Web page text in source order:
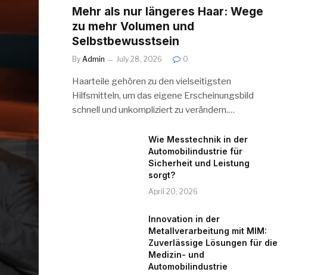
Mehr als nur längeres Haar: Wege
zu mehr Volumen und
Selbstbewusstsein
By Admin July 28, 2026 0
Haarteile gehören zu den vielseitigsten
Hilfsmitteln, um das eigene Erscheinungsbild
schnell und unkompliziert zu verändern.…
Wie Messtechnik in der
Automobilindustrie für
Sicherheit und Leistung
sorgt?
April 20, 2026
Innovation in der
Metallverarbeitung mit MIM:
Zuverlässige Lösungen für die
Medizin- und
Automobilindustrie